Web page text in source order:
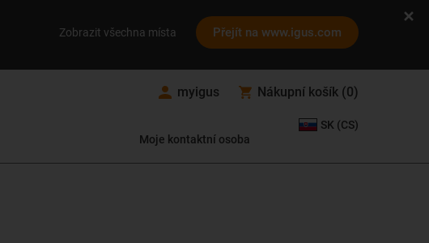
Zobrazit všechna místa Přejít na www.igus.com
myigus Nákupní košík (0)
Moje kontaktní osoba
SK (CS)